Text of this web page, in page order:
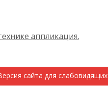
аппликация.
сайта для слабовидящих